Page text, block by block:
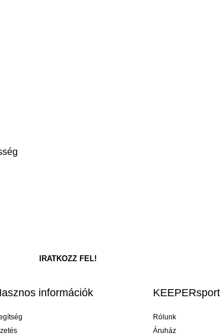
információk KEEPERsport
Rólunk
Áruház